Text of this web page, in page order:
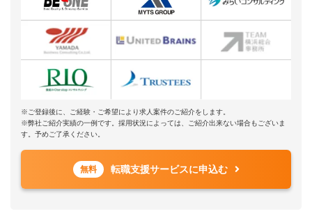
※ご登録後に、ご経験・ご希望により求人案件のご紹介をします。
※弊社ご紹介実績の一例です。採用状況によっては、ご紹介出来ない場合もございま
す。予めご了承ください。
無料 転職支援サービスに申込む